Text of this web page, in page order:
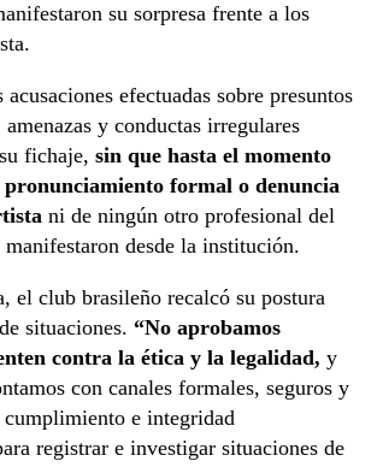
su sorpresa frente a los
efectuadas sobre presuntos
y conductas irregulares
fichaje, sin que hasta el momento
formal o denuncia
ni de ningún otro profesional del
desde la institución.
el club brasileño recalcó su postura
situaciones. “No aprobamos
contra la ética y la legalidad, y
con canales formales, seguros y
e integridad
registrar e investigar situaciones de